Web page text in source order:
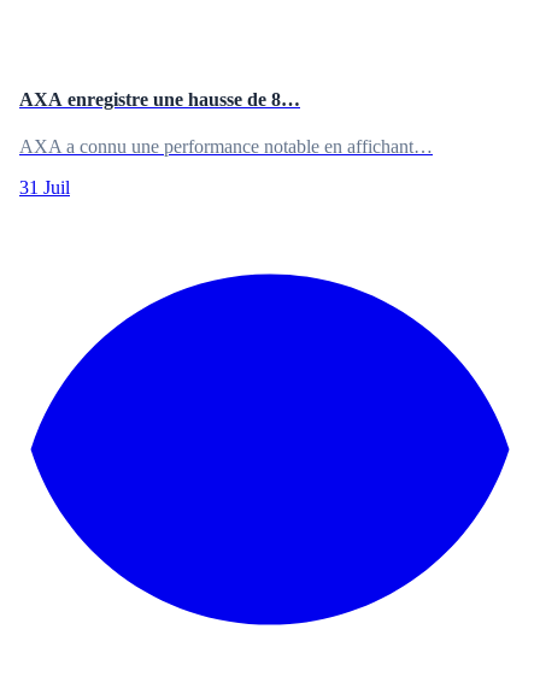
AXA enregistre une hausse de 8…
AXA a connu une performance notable en affichant…
31 Juil